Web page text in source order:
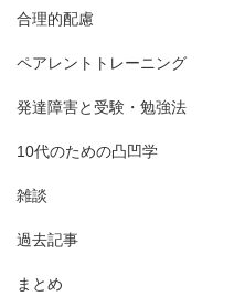
合理的配慮
ペアレントトレーニング
発達障害と受験・勉強法
10代のための凸凹学
雑談
過去記事
まとめ